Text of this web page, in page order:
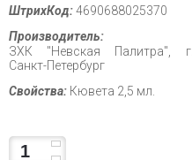
ШтрихКод:4690688025370
Производитель:
ЗХК "Невская Палитра", г.
Санкт-Петербург
Свойства: Кювета 2,5 мл.